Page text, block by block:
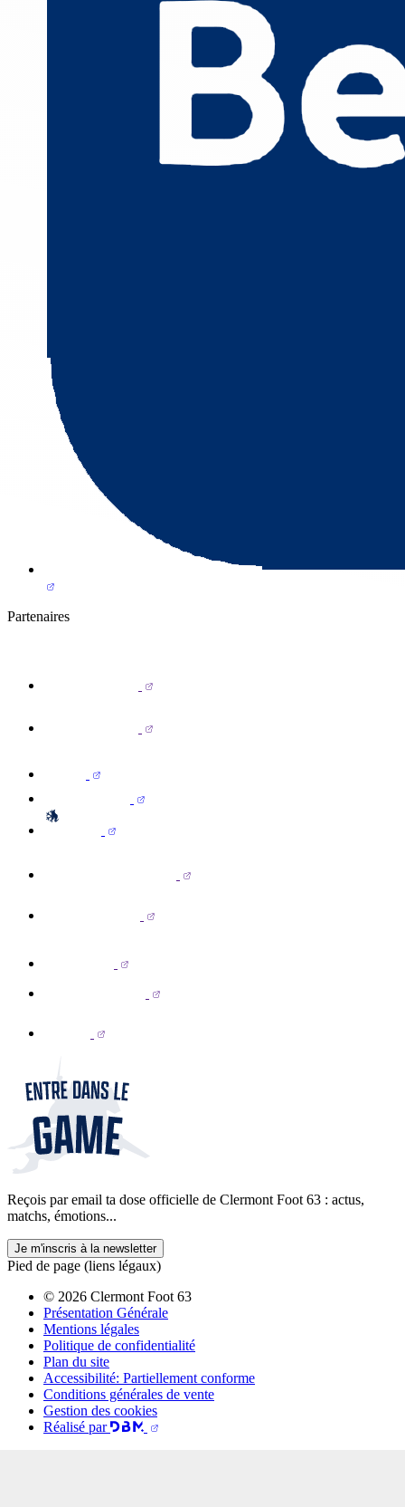
Partenaires
Reçois par email ta dose officielle de Clermont Foot 63 : actus,
matchs, émotions...
Je m'inscris à la newsletter
Pied de page (liens légaux)
© 2026 Clermont Foot 63
Présentation Générale
Mentions légales
Politique de confidentialité
Plan du site
Accessibilité: Partiellement conforme
Conditions générales de vente
Gestion des cookies
Réalisé par